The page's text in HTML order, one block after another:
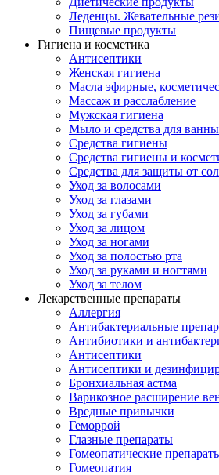
Леденцы. Жевательные
Пищевые продукты
Гигиена и косметика
Антисептики
Женская гигиена
Масла эфирные,
Массаж и расслабление
Мужская гигиена
Мыло и средства для
Средства гигиены
Средства гигиены и
Средства для защиты от
Уход за волосами
Уход за глазами
Уход за губами
Уход за лицом
Уход за ногами
Уход за полостью рта
Уход за руками и ногтями
Уход за телом
Лекарственные препараты
Аллергия
Антибактериальные
Антибиотики и
Антисептики
Антисептики и
Бронхиальная астма
Варикозное расширение
Вредные привычки
Геморрой
Глазные препараты
Гомеопатические
Гомеопатия